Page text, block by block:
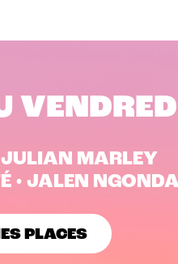
JULIAN MARLEY
• JALEN
PLACES